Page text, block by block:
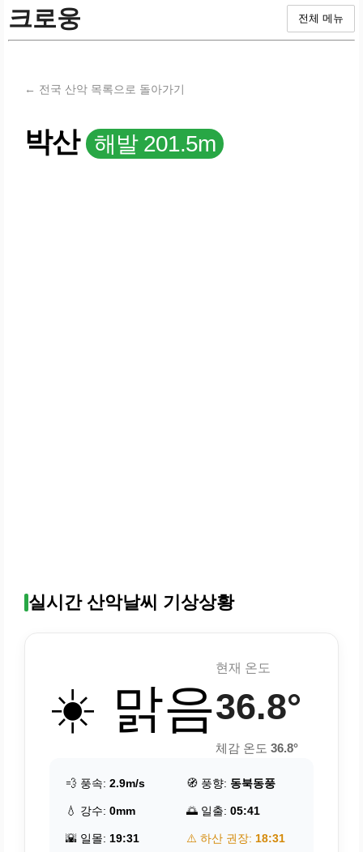
크로웅 전체 메뉴
← 전국 산악 목록으로 돌아가기
박산 해발 201.5m
실시간 산악날씨 기상상황
☀️ 맑음
현재 온도
36.8°
체감 온도 36.8°
💨 풍속: 2.9m/s 🧭 풍향: 동북동풍
💧 강수: 0mm 🌅 일출: 05:41
🌇 일몰: 19:31 ⚠️ 하산 권장: 18:31